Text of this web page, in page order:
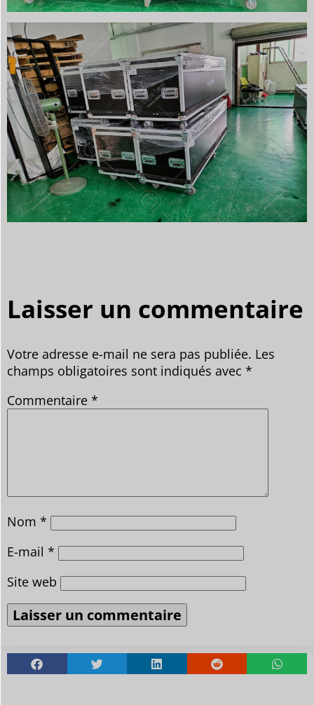
Laisser un commentaire
Votre adresse e-mail ne sera pas publiée. Les
champs obligatoires sont indiqués avec *
Commentaire *
Nom *
E-mail *
Site web